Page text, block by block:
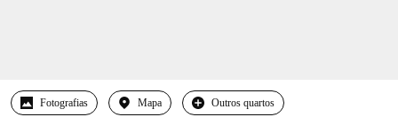
Fotografias Mapa Outros quartos